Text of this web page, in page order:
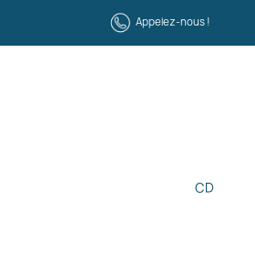
Appelez-nous !
CD